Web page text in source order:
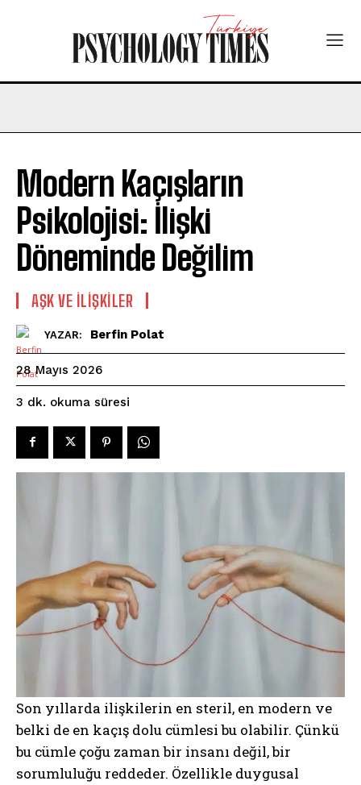
Modern Kaçışların
Psikolojisi: İlişki
Döneminde Değilim
AŞK VE İLIŞKILER
YAZAR: Berfin Polat
28 Mayıs 2026
3 dk. okuma süresi
Son yıllarda ilişkilerin en steril, en modern ve
belki de en kaçış dolu cümlesi bu olabilir. Çünkü
bu cümle çoğu zaman bir insanı değil, bir
sorumluluğu reddeder. Özellikle duygusal